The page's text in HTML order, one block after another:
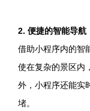
2. 便捷的智能导航
借助小程序内的智
使在复杂的景区内
外，小程序还能实
堵。